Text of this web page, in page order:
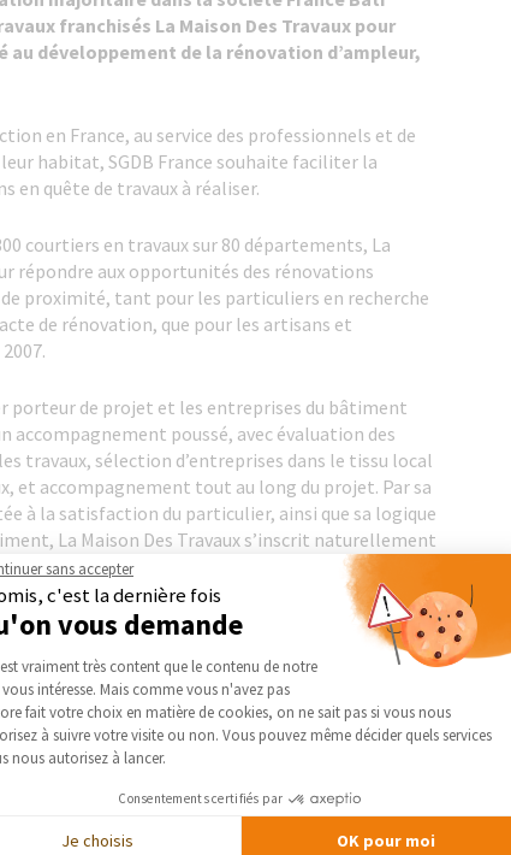
franchisés La Maison Des Travaux pour
développement de la rénovation d’ampleur,
en France, au service des professionnels et de
habitat, SGDB France souhaite faciliter la
en quête de travaux à réaliser.
courtiers en travaux sur 80 départements, La
répondre aux opportunités des rénovations
proximité, tant pour les particuliers en recherche
de rénovation, que pour les artisans et
porteur de projet et les entreprises du bâtiment
accompagnement poussé, avec évaluation des
travaux, sélection d’entreprises dans le tissu local
et accompagnement tout au long du projet. Par sa
à la satisfaction du particulier, ainsi que sa logique
La Maison Des Travaux s’inscrit naturellement
disponibilité du réseau des 2 000 agences de
de développement dans l’activité de rénovation
la rénovation des logements et
transitions énergétiques et
et d’expertise dans la démarche de rénovation, en
de proximité sur l’ensemble du territoire.
sans accepter
c'est la dernière fois
vous demande
de Gestion du Consentement :
vraiment très content que le contenu de notre
intéresse. Mais comme vous n'avez pas
fait votre choix en matière de cookies, on ne sait pas si vous nous
à suivre votre visite ou non. Vous pouvez même décider quels services
nous autorisez à lancer.
Consentements certifiés par
Je choisis OK pour moi
Axeptio consent